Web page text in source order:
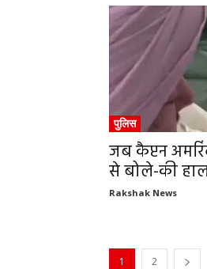
पुलिस
जब कैप्टन
से बोले-की
Rakshak News
1 2